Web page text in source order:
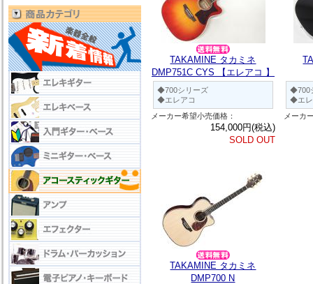
TAKAMINE タカミネ
DMP751C CYS 【エレアコ 】
◆700シリーズ
◆エレアコ
メーカー希望小売価格：
154,000円(税込)
SOLD OUT
◆700
◆エレ
メーカ
TAKAMINE タカミネ
DMP700 N